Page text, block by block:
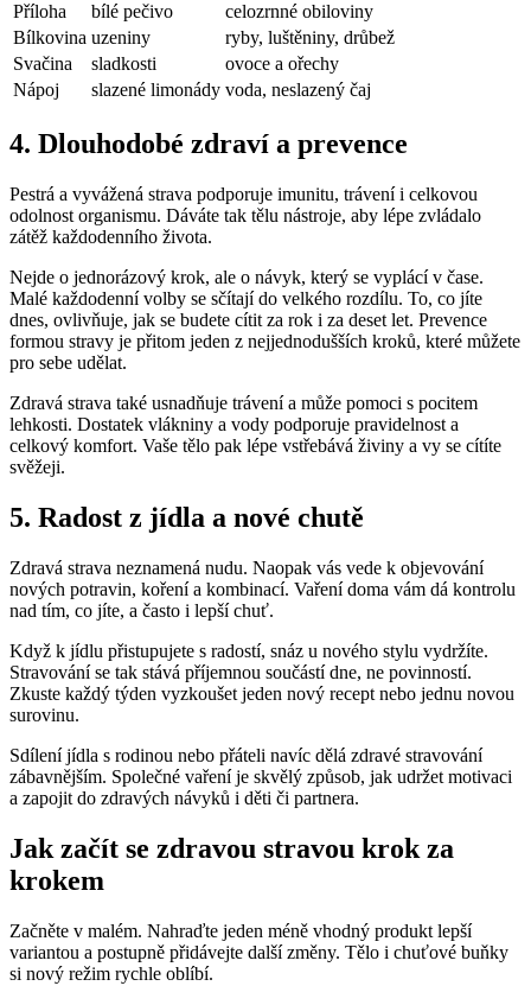
Příloha bílé pečivo
celozrnné obiloviny
Bílkovina uzeniny
ryby, luštěniny, drůbež
Svačina
sladkosti
ovoce a ořechy
Nápoj
slazené limonády voda, neslazený čaj
4. Dlouhodobé zdraví a prevence
Pestrá a vyvážená strava podporuje imunitu, trávení i celkovou
odolnost organismu. Dáváte tak tělu nástroje, aby lépe zvládalo
zátěž každodenního života.
Nejde o jednorázový krok, ale o návyk, který se vyplácí v čase.
Malé každodenní volby se sčítají do velkého rozdílu. To, co jíte
dnes, ovlivňuje, jak se budete cítit za rok i za deset let. Prevence
formou stravy je přitom jeden z nejjednodušších kroků, které můžete
pro sebe udělat.
Zdravá strava také usnadňuje trávení a může pomoci s pocitem
lehkosti. Dostatek vlákniny a vody podporuje pravidelnost a
celkový komfort. Vaše tělo pak lépe vstřebává živiny a vy se cítíte
svěžeji.
5. Radost z jídla a nové chutě
Zdravá strava neznamená nudu. Naopak vás vede k objevování
nových potravin, koření a kombinací. Vaření doma vám dá kontrolu
nad tím, co jíte, a často i lepší chuť.
Když k jídlu přistupujete s radostí, snáz u nového stylu vydržíte.
Stravování se tak stává příjemnou součástí dne, ne povinností.
Zkuste každý týden vyzkoušet jeden nový recept nebo jednu novou
surovinu.
Sdílení jídla s rodinou nebo přáteli navíc dělá zdravé stravování
zábavnějším. Společné vaření je skvělý způsob, jak udržet motivaci
a zapojit do zdravých návyků i děti či partnera.
Jak začít se zdravou stravou krok za
krokem
Začněte v malém. Nahraďte jeden méně vhodný produkt lepší
variantou a postupně přidávejte další změny. Tělo i chuťové buňky
si nový režim rychle oblíbí.